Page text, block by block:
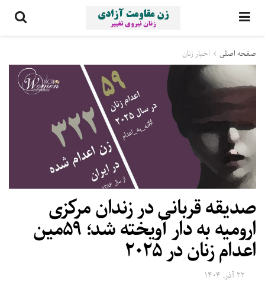
صفحه اصلی اخبار زنان
صدیقه قربانی در زندان مرکزی
ارومیه به دار آویخته شد؛ ۵۹مین
اعدام زنان در ۲۰۲۵
۲۲ آذر, ۱۴۰۴